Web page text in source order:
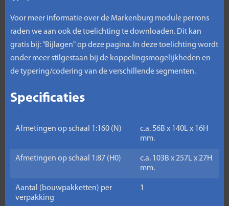
Voor meer informatie over de Markenburg module perrons
raden we aan ook de toelichting te downloaden. Dit kan
gratis bij: "Bijlagen" op deze pagina. In deze toelichting wordt
onder meer stilgestaan bij de koppelingsmogelijkheden en
de typering/codering van de verschillende segmenten.
Specificaties
Afmetingen op schaal 1:160 (N)
c.a. 56B x 140L x 16H
mm.
Afmetingen op schaal 1:87 (H0)
c.a. 103B x 257L x 27H
mm.
Aantal (bouwpakketten) per
verpakking
1